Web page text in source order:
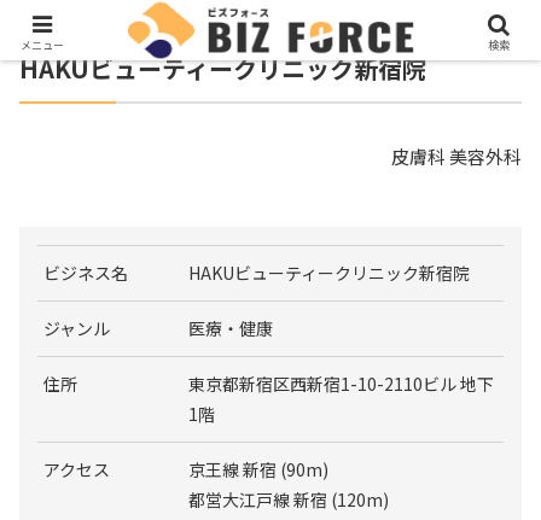
HAKUビューティークリニック新宿院
皮膚科 美容外科
ビジネス名 HAKUビューティークリニック新宿院
ジャンル 医療・健康
住所
東京都新宿区西新宿1-10-2110ビル 地下
1階
アクセス
京王線 新宿 (90m)
都営大江戸線 新宿 (120m)
メニュー 検索